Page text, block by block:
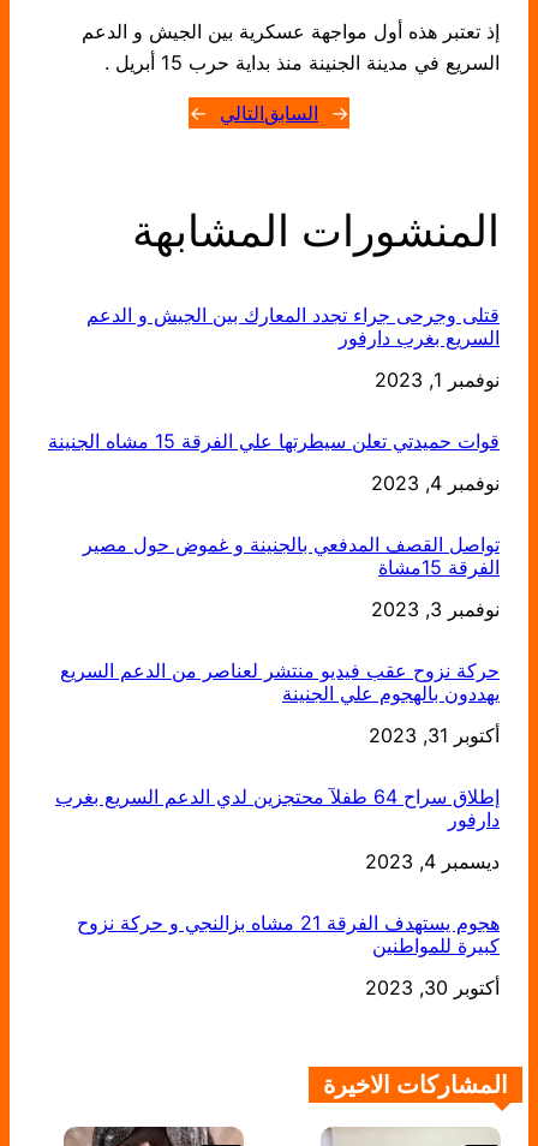
إذ تعتبر هذه أول مواجهة عسكرية بين الجيش و الدعم
السريع في مدينة الجنينة منذ بداية حرب 15 أبريل .
← السابقالتالي →
المنشورات المشابهة
قتلى وجرحى جراء تجدد المعارك بين الجيش و الدعم
السريع بغرب دارفور
التاريخ
نوفمبر 1, 2023
قوات حميدتي تعلن سيطرتها علي الفرقة 15 مشاه الجنينة
التاريخ
نوفمبر 4, 2023
تواصل القصف المدفعي بالجنينة و غموض حول مصير
الفرقة 15مشاة
التاريخ
نوفمبر 3, 2023
حركة نزوح عقب فيديو منتشر لعناصر من الدعم السريع
يهددون بالهجوم علي الجنينة
التاريخ
أكتوبر 31, 2023
إطلاق سراح 64 طفلآ محتجزين لدي الدعم السريع بغرب
دارفور
التاريخ
ديسمبر 4, 2023
هجوم يستهدف الفرقة 21 مشاه بزالنجي و حركة نزوح
كبيرة للمواطنين
التاريخ
أكتوبر 30, 2023
المشاركات الاخيرة